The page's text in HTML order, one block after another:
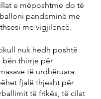
e mëposhtme do të
pandeminë me
me vigjilencë.
nuk hedh poshtë
bën thirrje për
të urdhëruara.
fjalë thjesht për
të frikës, të cilat